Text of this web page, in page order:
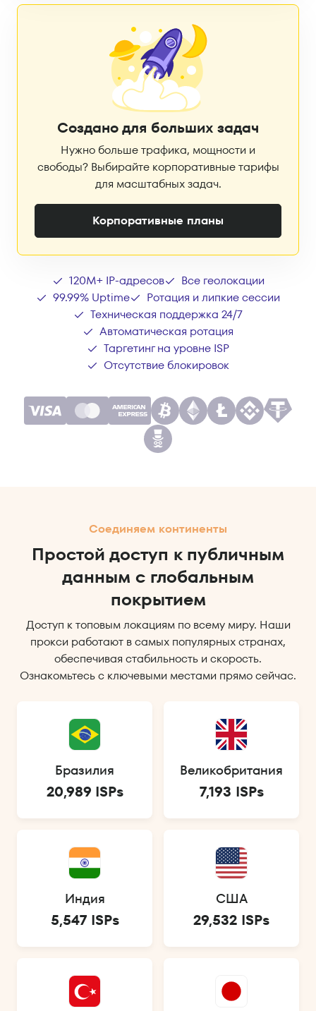
Создано для больших задач
Нужно больше трафика, мощности и
свободы? Выбирайте корпоративные тарифы
для масштабных задач.
Корпоративные планы
120M+ IP-адресов
Все геолокации
99.99% Uptime
Ротация и липкие сессии
Техническая поддержка 24/7
Автоматическая ротация
Таргетинг на уровне ISP
Отсутствие блокировок
Соединяем континенты
Простой доступ к публичным
данным с глобальным
покрытием
Доступ к топовым локациям по всему миру. Наши
прокси работают в самых популярных странах,
обеспечивая стабильность и скорость.
Ознакомьтесь с ключевыми местами прямо сейчас.
Бразилия
20,989 ISPs
Великобритания
7,193 ISPs
Индия
5,547 ISPs
США
29,532 ISPs